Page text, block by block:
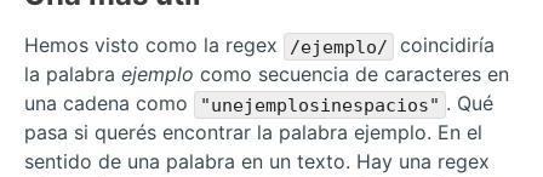
Hemos visto como la regex /ejemplo/
coincidiría
la palabra ejemplo como secuencia de caracteres en
una cadena como
"unejemplosinespacios" . Qué
pasa si querés encontrar la palabra ejemplo. En el
sentido de una palabra en un texto. Hay una regex